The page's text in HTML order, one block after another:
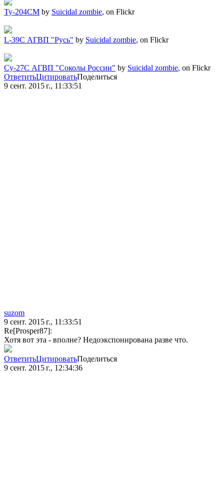
Ту-204СМ by Suicidal zombie, on Flickr
L-39C АГВП "Русь" by Suicidal zombie, on Flickr
Су-27С АГВП "Соколы России" by Suicidal zombie, on Flickr
ОтветитьЦитироватьПоделиться
9 сент. 2015 г., 11:33:51
suzom
9 сент. 2015 г., 11:33:51
Re[Prosper87]:
Хотя вот эта - вполне? Недоэкспонирована разве что.
ОтветитьЦитироватьПоделиться
9 сент. 2015 г., 12:34:36